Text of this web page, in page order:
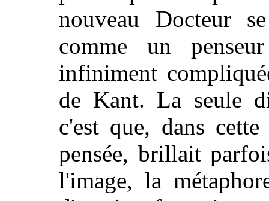
nouveau Docteur
comme un
infiniment
de Kant. La seule
c'est que, dans
pensée, brillait
l'image, la